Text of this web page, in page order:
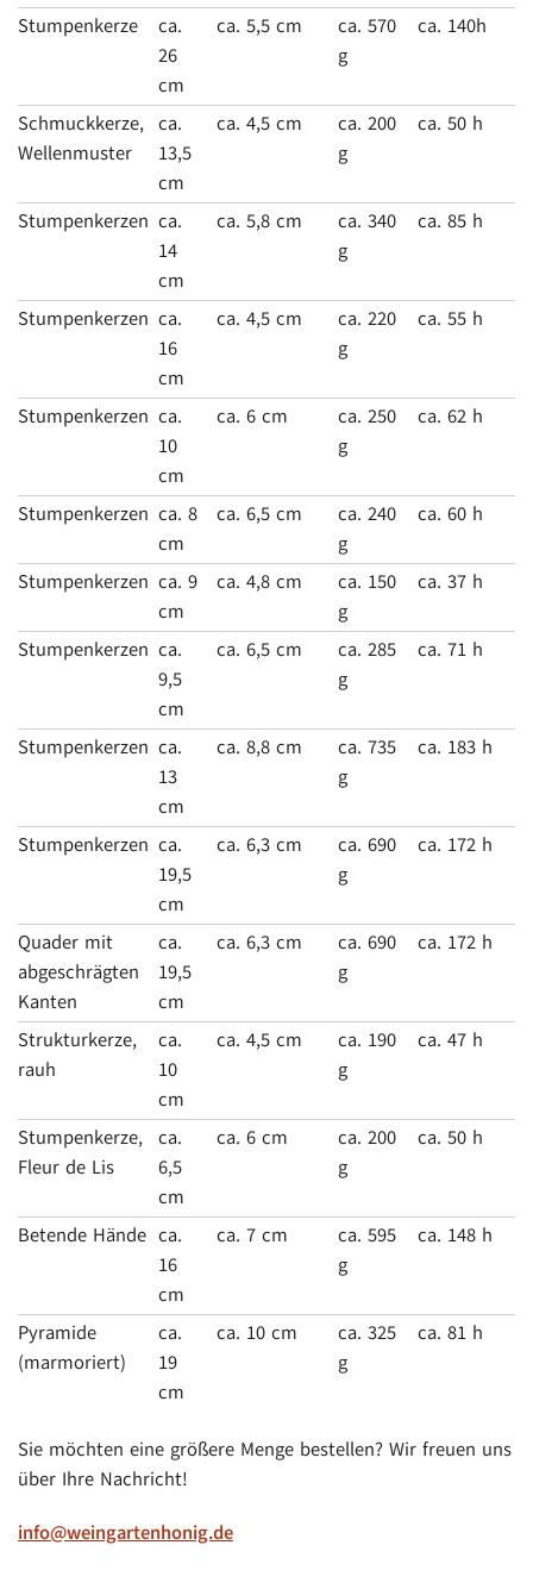
Stumpenkerze
ca.
26
cm
ca. 5,5 cm
ca. 570
g
ca. 140h
Schmuckkerze,
Wellenmuster
ca.
13,5
cm
ca. 4,5 cm
ca. 200
g
ca. 50 h
Stumpenkerzen ca.
14
cm
ca. 5,8 cm
ca. 340
g
ca. 85 h
Stumpenkerzen ca.
16
cm
ca. 4,5 cm
ca. 220
g
ca. 55 h
Stumpenkerzen ca.
10
cm
ca. 6 cm
ca. 250
g
ca. 62 h
Stumpenkerzen ca. 8
cm
ca. 6,5 cm
ca. 240
g
ca. 60 h
Stumpenkerzen ca. 9
cm
ca. 4,8 cm
ca. 150
g
ca. 37 h
Stumpenkerzen ca.
9,5
cm
ca. 6,5 cm
ca. 285
g
ca. 71 h
Stumpenkerzen ca.
13
cm
ca. 8,8 cm
ca. 735
g
ca. 183 h
Stumpenkerzen ca.
19,5
cm
ca. 6,3 cm
ca. 690
g
ca. 172 h
Quader mit
abgeschrägten
Kanten
ca.
19,5
cm
ca. 6,3 cm
ca. 690
g
ca. 172 h
Strukturkerze,
rauh
ca.
10
cm
ca. 4,5 cm
ca. 190
g
ca. 47 h
Stumpenkerze,
Fleur de Lis
ca.
6,5
cm
ca. 6 cm
ca. 200
g
ca. 50 h
Betende Hände ca.
16
cm
ca. 7 cm
ca. 595
g
ca. 148 h
Pyramide
(marmoriert)
ca.
19
cm
ca. 10 cm
ca. 325
g
ca. 81 h
Sie möchten eine größere Menge bestellen? Wir freuen uns
über Ihre Nachricht!
info@weingartenhonig.de